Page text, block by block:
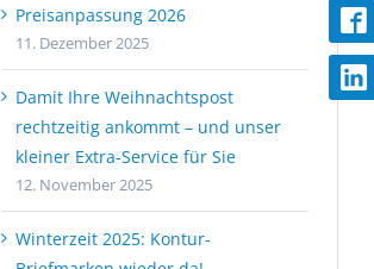
Preisanpassung 2026
11. Dezember 2025
Damit Ihre Weihnachtspost
rechtzeitig ankommt – und unser
kleiner Extra-Service für Sie
12. November 2025
Winterzeit 2025: Kontur-